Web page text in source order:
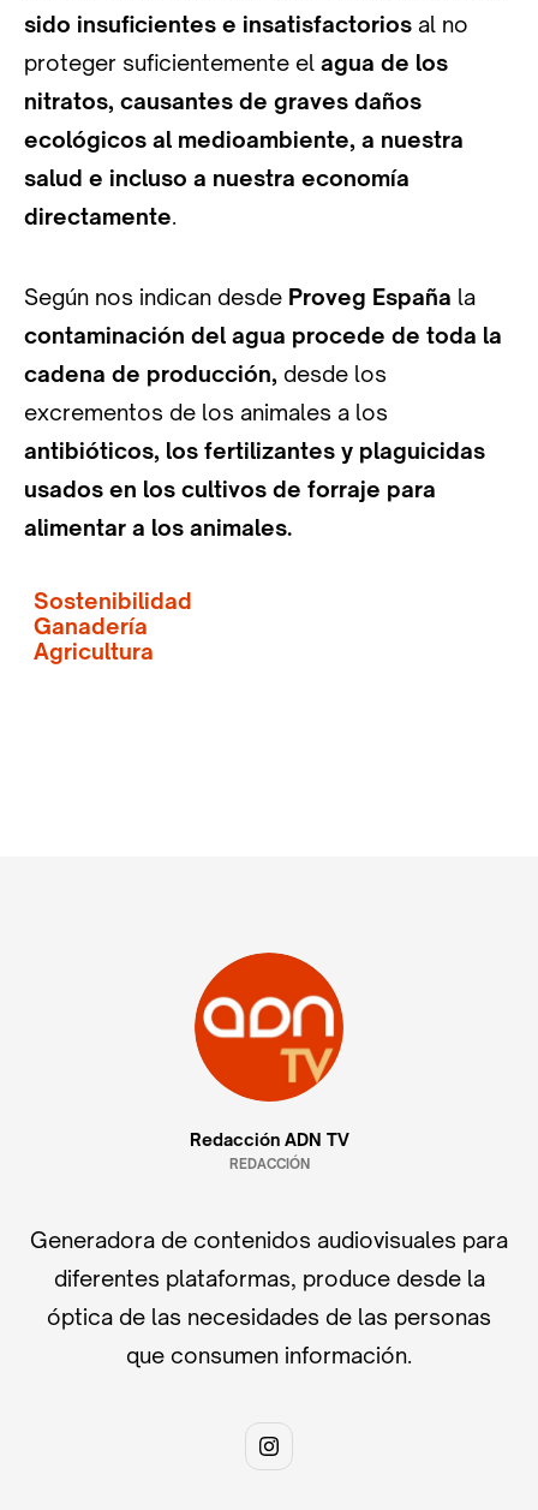
sido insuficientes e insatisfactorios al no
proteger suficientemente el agua de los
nitratos, causantes de graves daños
ecológicos al medioambiente, a nuestra
salud e incluso a nuestra economía
directamente.
Según nos indican desde Proveg España la
contaminación del agua procede de toda la
cadena de producción, desde los
excrementos de los animales a los
antibióticos, los fertilizantes y plaguicidas
usados en los cultivos de forraje para
alimentar a los animales.
Sostenibilidad
Ganadería
Agricultura
Redacción ADN TV
REDACCIÓN
Generadora de contenidos audiovisuales para
diferentes plataformas, produce desde la
óptica de las necesidades de las personas
que consumen información.